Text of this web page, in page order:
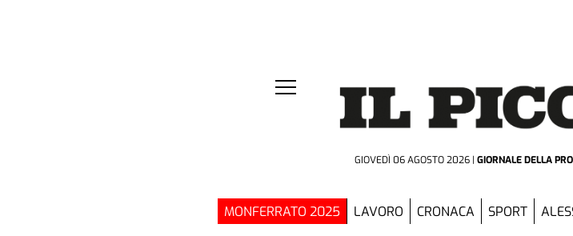
GIOVEDÌ 06 AGOSTO 2026 GIORNALE DELLA
MONFERRATO 2025 LAVORO CRONACA SPORT